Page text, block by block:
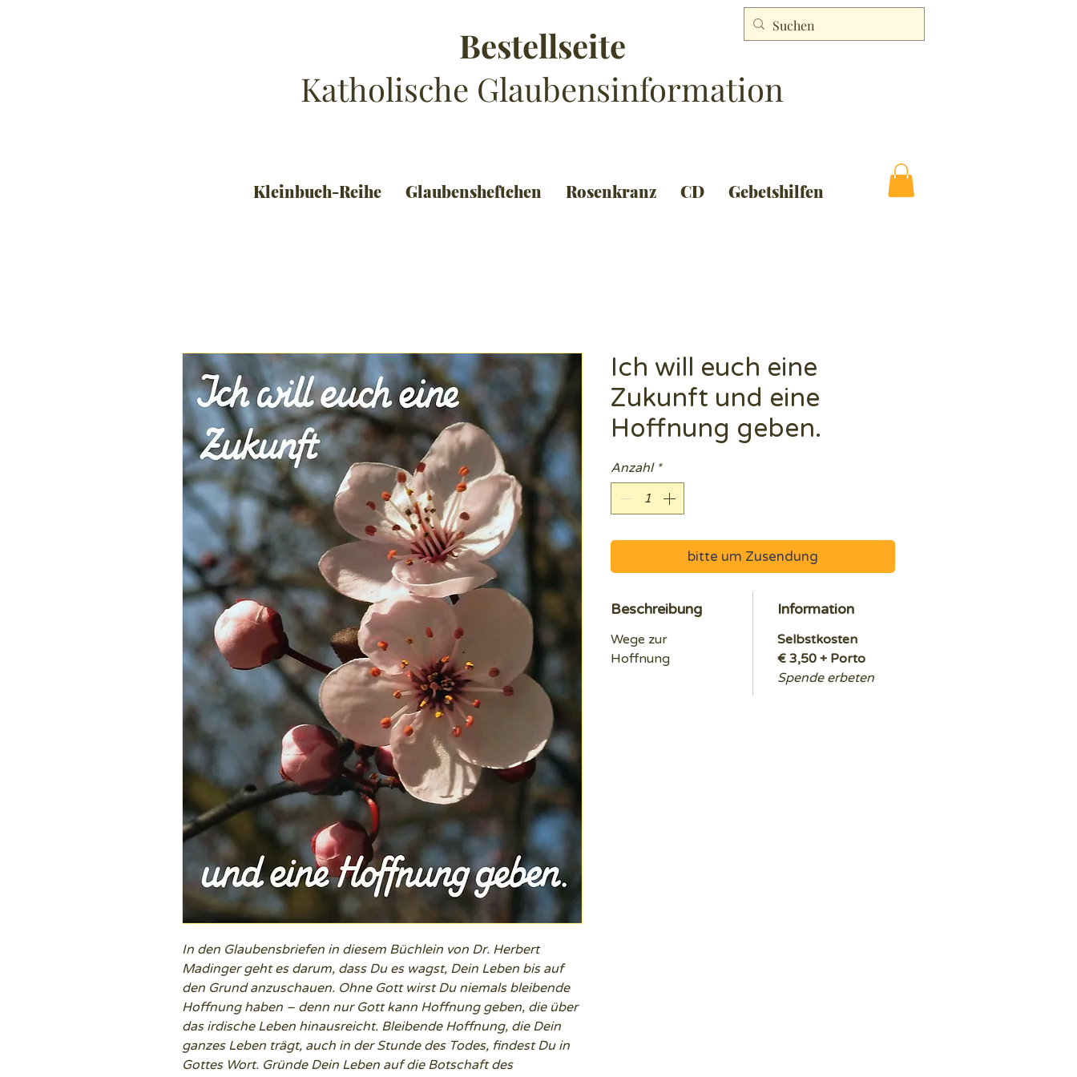
Bestellseite
Katholische Glaubensinformation
Kleinbuch-Reihe Glaubensheftchen Rosenkranz CD Gebetshilfen
In den Glaubensbriefen in diesem Büchlein von Dr. Herbert
Madinger geht es darum, dass Du es wagst, Dein Leben bis auf
den Grund anzuschauen. Ohne Gott wirst Du niemals bleibende
Hoffnung haben – denn nur Gott kann Hoffnung geben, die über
das irdische Leben hinausreicht. Bleibende Hoffnung, die Dein
ganzes Leben trägt, auch in der Stunde des Todes, findest Du in
Gottes Wort. Gründe Dein Leben auf die Botschaft des
Ich will euch eine
Zukunft und eine
Hoffnung geben.
Anzahl *
bitte um Zusendung
Beschreibung
Wege zur
Hoffnung
Information
Selbstkosten
€ 3,50 + Porto
Spende erbeten